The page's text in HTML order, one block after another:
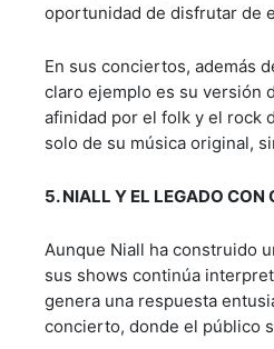
oportunidad de disfrutar de
En sus conciertos, además
claro ejemplo es su versión
afinidad por el folk y el rock
solo de su música original,
5. NIALL Y EL LEGADO CON
Aunque Niall ha construido
sus shows continúa
genera una respuesta
concierto, donde el público